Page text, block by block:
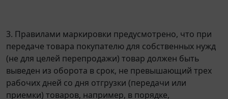
3. Правилами маркировки предусмотрено, что при
передаче товара покупателю для собственных нужд
(не для целей перепродажи) товар должен быть
выведен из оборота в срок, не превышающий трех
рабочих дней со дня отгрузки (передачи или
приемки) товаров, например, в порядке,